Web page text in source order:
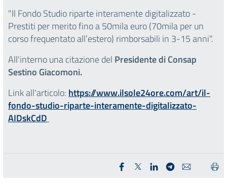
"Il Fondo Studio riparte interamente digitalizzato -
Prestiti per merito fino a 50mila euro (70mila per un
corso frequentato all’estero) rimborsabili in 3-15 anni".
All'interno una citazione del Presidente di Consap
Sestino Giacomoni.
Link all'articolo: https://www.ilsole24ore.com/art/il-
fondo-studio-riparte-interamente-digitalizzato-
AIDskCdD